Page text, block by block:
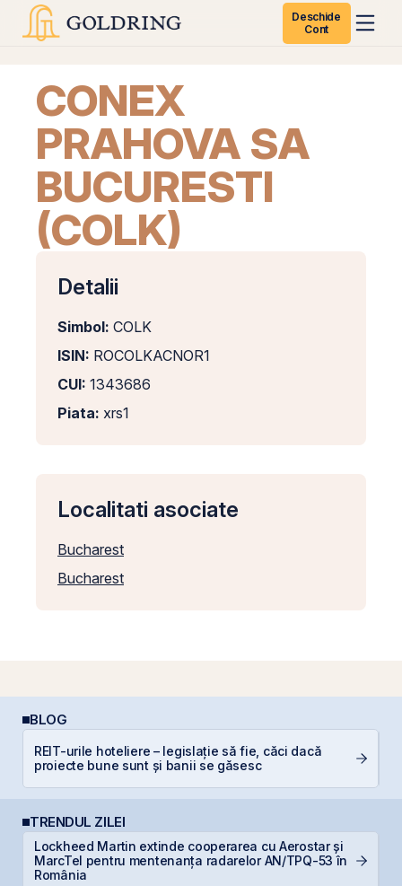
Deschide
Cont
CONEX
PRAHOVA SA
BUCURESTI
(COLK)
Detalii
Simbol: COLK
ISIN: ROCOLKACNOR1
CUI: 1343686
Piata: xrs1
Localitati asociate
Bucharest
Bucharest
BLOG
REIT-urile hoteliere – legislație să fie, căci dacă
proiecte bune sunt și banii se găsesc
TRENDUL ZILEI
Lockheed Martin extinde cooperarea cu Aerostar și
MarcTel pentru mentenanța radarelor AN/TPQ-53 în
România